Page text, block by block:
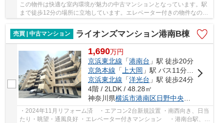
この物件は快適な室内環境が魅力の中古マンションとなっています。駅
まで徒歩12分の場所に立地しています。エレベーター付きの物件なの
で、重い荷物を運ぶ時に便利です。当社オススメ...
売買 | 中古マンション
ライオンズマンション港南B棟
1,690万円
京浜東北線 「港南台 」駅 徒歩20分
京急本線 「 上大岡 」駅 バス11分 「日野」 停歩4分
京浜東北線 「洋光台 」駅 徒歩24分
4階 / 2LDK / 48.28㎡
神奈川県横浜市港南区日野中央
・2024年11月リフォーム済 ・エアコン2台新規設置 ・南西向き、日当
たり・眺望・通風良好 ・エレベーター付きマンション ・港南台駅、洋